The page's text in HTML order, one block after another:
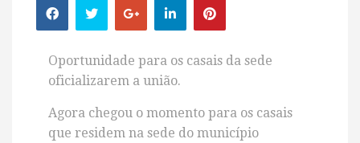
Oportunidade para os casais da sede
oficializarem a união.
Agora chegou o momento para os casais
que residem na sede do município